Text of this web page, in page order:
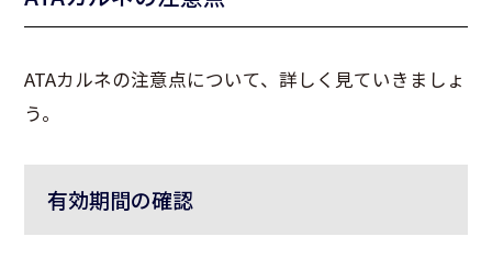
ATAカルネの注意点について、詳しく見ていきましょ
う。
有効期間の確認